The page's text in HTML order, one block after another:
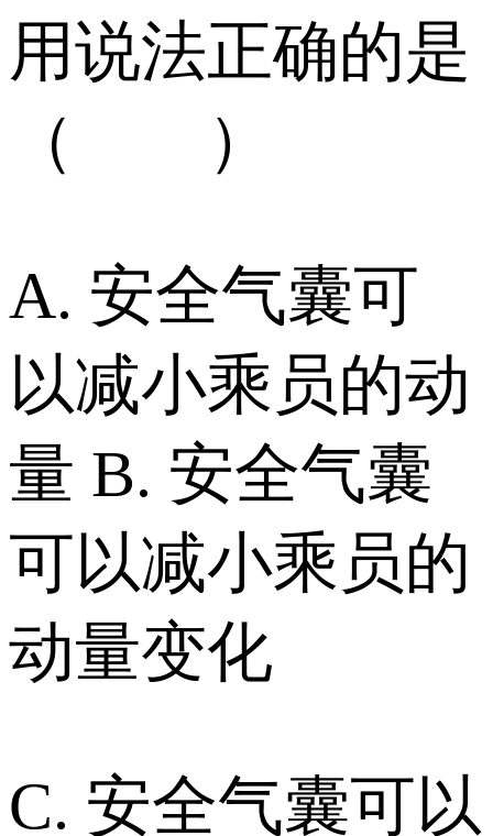
用说法正确的是
（ ）
A. 安全气囊可
以减小乘员的动
量 B. 安全气囊
可以减小乘员的
动量变化
C. 安全气囊可以